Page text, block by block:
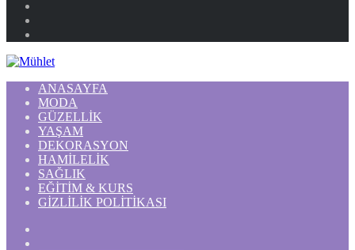
ANASAYFA
MODA
GÜZELLIK
YAŞAM
DEKORASYON
HAMILELIK
SAĞLIK
EĞITIM & KURS
GIZLILIK POLITIKASI